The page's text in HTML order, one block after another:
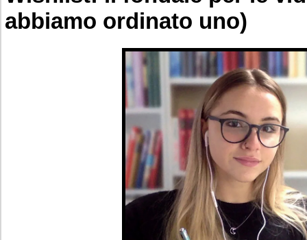
abbiamo ordinato uno)